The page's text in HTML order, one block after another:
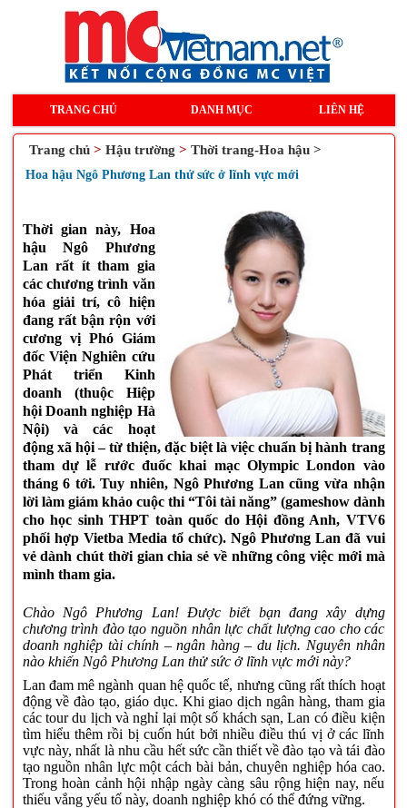
TRANG CHỦ DANH MỤC LIÊN HỆ
Trang chủ > Hậu trường > Thời trang-Hoa hậu >
Hoa hậu Ngô Phương Lan thử sức ở lĩnh vực mới
Thời gian này, Hoa
hậu Ngô Phương
Lan rất ít tham gia
các chương trình văn
hóa giải trí, cô hiện
đang rất bận rộn với
cương vị Phó Giám
đốc Viện Nghiên cứu
Phát triển Kinh
doanh (thuộc Hiệp
hội Doanh nghiệp Hà
Nội) và các hoạt
động xã hội – từ thiện, đặc biệt là việc chuẩn bị hành trang
tham dự lễ rước đuốc khai mạc Olympic London vào
tháng 6 tới. Tuy nhiên, Ngô Phương Lan cũng vừa nhận
lời làm giám khảo cuộc thi “Tôi tài năng” (gameshow dành
cho học sinh THPT toàn quốc do Hội đồng Anh, VTV6
phối hợp Vietba Media tổ chức). Ngô Phương Lan đã vui
vẻ dành chút thời gian chia sẻ về những công việc mới mà
mình tham gia.
Chào Ngô Phương Lan! Được biết bạn đang xây dựng
chương trình đào tạo nguồn nhân lực chất lượng cao cho các
doanh nghiệp tài chính – ngân hàng – du lịch. Nguyên nhân
nào khiến Ngô Phương Lan thử sức ở lĩnh vực mới này?
Lan đam mê ngành quan hệ quốc tế, nhưng cũng rất thích hoạt
động về đào tạo, giáo dục. Khi giao dịch ngân hàng, tham gia
các tour du lịch và nghỉ lại một số khách sạn, Lan có điều kiện
tìm hiểu thêm rồi bị cuốn hút bởi nhiều điều thú vị ở các lĩnh
vực này, nhất là nhu cầu hết sức cần thiết về đào tạo và tái đào
tạo nguồn nhân lực một cách bài bản, chuyên nghiệp hóa cao.
Trong hoàn cảnh hội nhập ngày càng sâu rộng hiện nay, nếu
thiếu vắng yếu tố này, doanh nghiệp khó có thể đứng vững.